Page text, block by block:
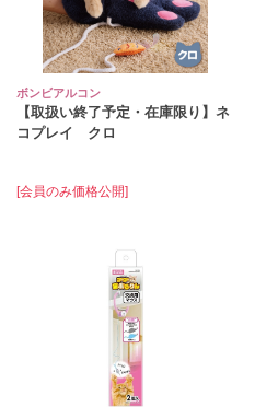
ボンビアルコン
【取扱い終了予定・在庫限り】ネ
コプレイ クロ
[会員のみ価格公開]